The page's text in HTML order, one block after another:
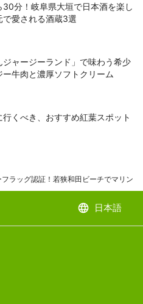
30分！岐阜県大垣で日本酒を楽し
で愛される酒蔵3選
ジャージーランド」で味わう希少
ー牛肉と濃厚ソフトクリーム
行くべき、おすすめ紅葉スポット
ラッグ認証！若狭和田ビーチでマリン
language 日本語